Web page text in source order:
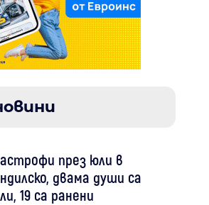
през юли в
двама души са
19 са ранени